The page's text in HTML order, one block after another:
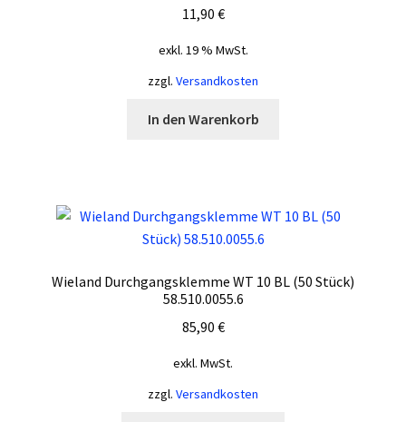
11,90 €
exkl. 19 % MwSt.
zzgl. Versandkosten
In den Warenkorb
Wieland Durchgangsklemme WT 10 BL (50 Stück)
58.510.0055.6
85,90 €
exkl. MwSt.
zzgl. Versandkosten